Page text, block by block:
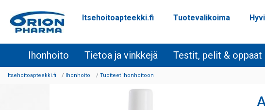
Siirry sisältöön
Itsehoitoapteekki.fi Tuotevalikoima
Ihonhoito Tietoa ja vinkkejä Testit, pelit & oppaat
Itsehoitoapteekki.fi Ihonhoito Tuotteet ihonhoitoon